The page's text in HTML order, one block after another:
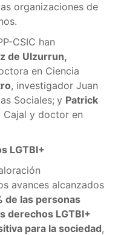
organizaciones de
CSIC han
de Ulzurrun,
en Ciencia
, investigador Juan
Sociales; y Patrick
Cajal y doctor en
LGTBI+
avances alcanzados
de las personas
derechos LGTBI+
para la sociedad,